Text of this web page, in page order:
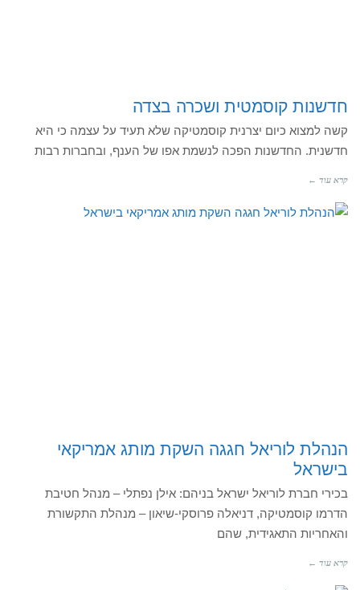
חדשנות קוסמטית ושכרה בצדה
קשה למצוא כיום יצרנית קוסמטיקה שלא תעיד על עצמה כי היא
חדשנית. החדשנות הפכה לנשמת אפו של הענף, ובחברות רבות
קרא עוד ←
הנהלת לוריאל חגגה השקת מותג אמריקאי
בישראל
בכירי חברת לוריאל ישראל בניהם: אילן נפתלי – מנהל חטיבת
הדרמו קוסמטיקה, דניאלה פרוסקי-שיאון – מנהלת התקשורת
והאחריות התאגידית, שהם
קרא עוד ←